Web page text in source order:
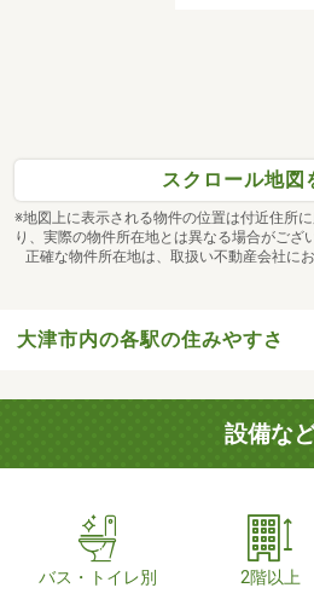
スクロール地図
※地図上に表示される物件の位置は付近住所
り、実際の物件所在地とは異なる場合がござ
正確な物件所在地は、取扱い不動産会社に
大津市内の各駅の住みやすさ
設備な
バス・トイレ別 2階以上